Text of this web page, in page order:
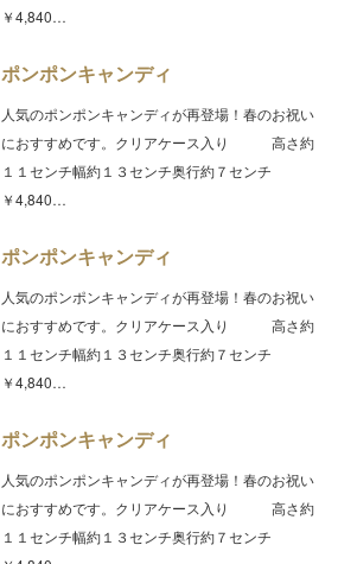
￥4,840…
ポンポンキャンディ
人気のポンポンキャンディが再登場！春のお祝い
におすすめです。クリアケース入り 高さ約
１１センチ幅約１３センチ奥行約７センチ
￥4,840…
ポンポンキャンディ
人気のポンポンキャンディが再登場！春のお祝い
におすすめです。クリアケース入り 高さ約
１１センチ幅約１３センチ奥行約７センチ
￥4,840…
ポンポンキャンディ
人気のポンポンキャンディが再登場！春のお祝い
におすすめです。クリアケース入り 高さ約
１１センチ幅約１３センチ奥行約７センチ